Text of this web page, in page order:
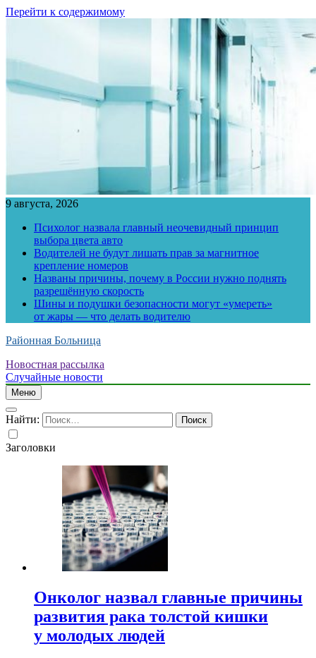
Перейти к содержимому
9 августа, 2026
Психолог назвала главный неочевидный принцип
выбора цвета авто
Водителей не будут лишать прав за магнитное
крепление номеров
Названы причины, почему в России нужно поднять
разрешённую скорость
Шины и подушки безопасности могут «умереть»
от жары — что делать водителю
Районная Больница
Новостная рассылка
Случайные новости
Меню
Найти:
Заголовки
Онколог назвал главные причины
развития рака толстой кишки
у молодых людей